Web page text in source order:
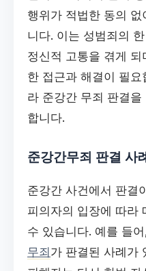
행위가 적법한 동의
니다. 이는 성범죄의
정신적 고통을 겪게
한 접근과 해결이 필
라 준강간 무죄 판결
합니다.
준강간무죄 판결 사
준강간 사건에서 판결
피의자의 입장에 따라
수 있습니다. 예를 들
무죄가 판결된 사례가